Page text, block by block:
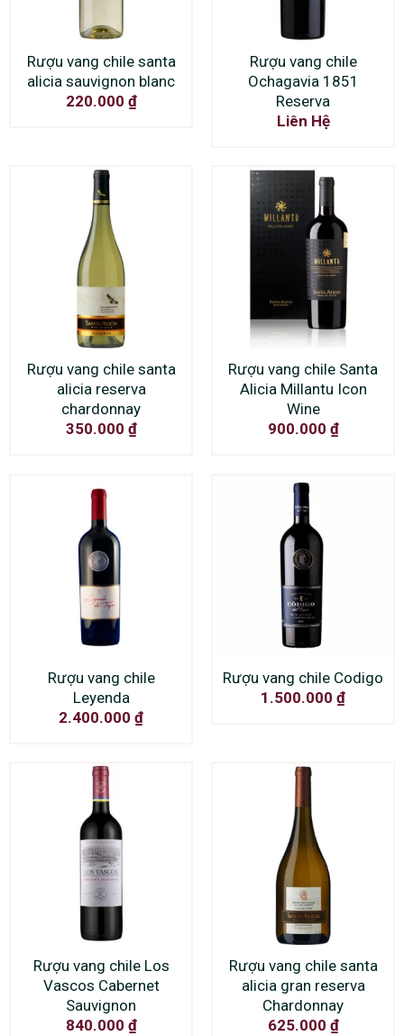
Rượu vang chile santa
alicia sauvignon blanc
220.000 ₫
Rượu vang chile
Ochagavia 1851
Reserva
Liên Hệ
Rượu vang chile santa
alicia reserva
chardonnay
350.000 ₫
Rượu vang chile Santa
Alicia Millantu Icon
Wine
900.000 ₫
Rượu vang chile
Leyenda
2.400.000 ₫
Rượu vang chile Codigo
1.500.000 ₫
Rượu vang chile Los
Vascos Cabernet
Sauvignon
840.000 ₫
Rượu vang chile santa
alicia gran reserva
Chardonnay
625.000 ₫